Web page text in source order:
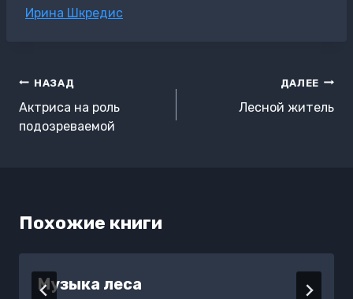
Метки
Ирина Шкредис
Навигация
по
записям
НАЗАД
Актриса на роль
подозреваемой
ДАЛЕЕ
Лесной житель
Похожие книги
Музыка леса